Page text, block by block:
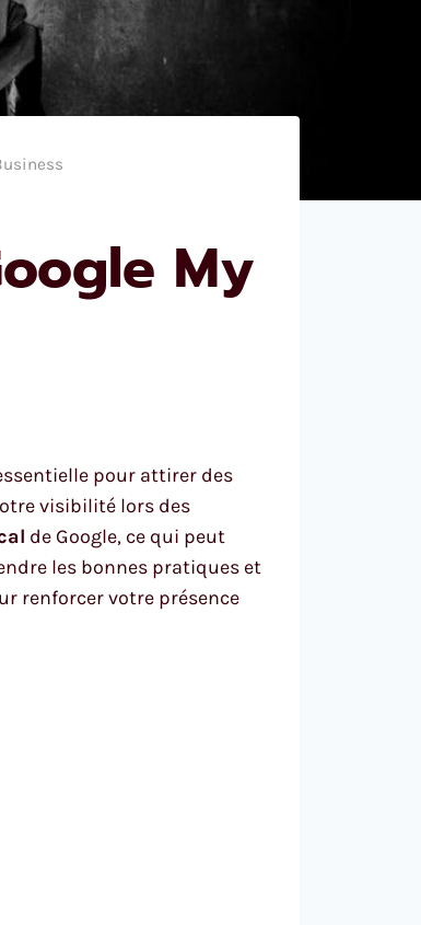
My
pour attirer des
visibilité lors des
de Google, ce qui peut
les bonnes pratiques et
renforcer votre présence